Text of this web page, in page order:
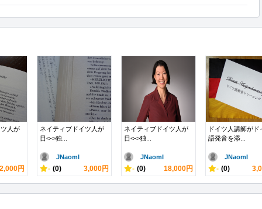
人が
2,000円
ネイティブドイツ人が
日<->独...
JNaomI
- (0) 3,000円
ネイティブドイツ人が
日<->独...
JNaomI
- (0) 18,000円
ドイツ人講師がド
語発音を添...
JNaomI
- (0)